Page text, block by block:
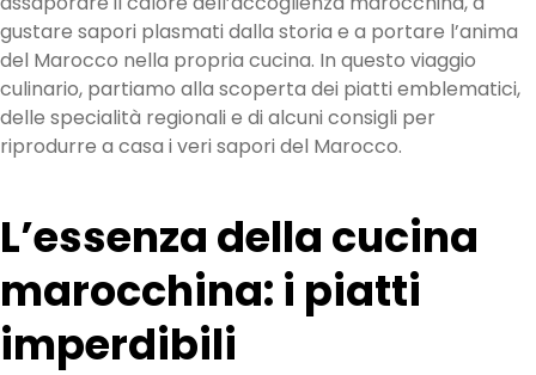
gustare sapori plasmati dalla storia e a portare l’anima
del Marocco nella propria cucina. In questo viaggio
culinario, partiamo alla scoperta dei piatti emblematici,
delle specialità regionali e di alcuni consigli per
riprodurre a casa i veri sapori del Marocco.
L’essenza della cucina
marocchina: i piatti
imperdibili